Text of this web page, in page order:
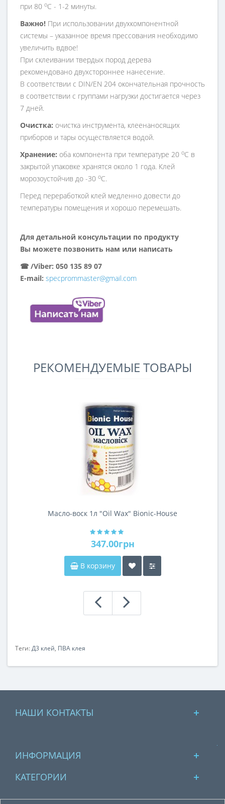
при 80 оС - 1-2 минуты.
Важно! При использовании двухкомпонентной
системы – указанное время прессования необходимо
увеличить вдвое!
При склеивании твердых пород дерева
рекомендовано двухстороннее нанесение.
В соответствии с DIN/EN 204 окончательная прочность
в соответствии с группами нагрузки достигается через
7 дней.
Очистка: очистка инструмента, клеенаносящих
приборов и тары осуществляется водой.
Хранение: оба компонента при температуре 20 оС в
закрытой упаковке хранятся около 1 года. Клей
морозоустойчив до -30 оС.
Перед переработкой клей медленно довести до
температуры помещения и хорошо перемешать.
Для детальной консультации по продукту
Вы можете позвонить нам или написать
☎︎ /Viber: 050 135 89 07
E-mail: specprommaster@gmail.com
РЕКОМЕНДУЕМЫЕ ТОВАРЫ
Масло-воск 1л "Oil Wax" Bionic-House
347.00грн
В корзину
Теги:Д3 клей, ПВА клея
НАШИ КОНТАКТЫ
ИНФОРМАЦИЯ
КАТЕГОРИИ